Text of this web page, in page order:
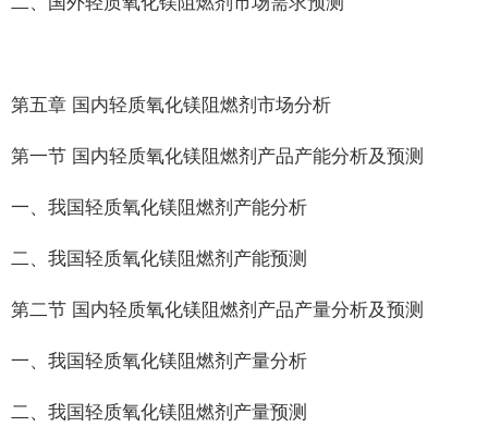
第五章 国内轻质氧化镁阻燃剂市场分析
第一节 国内轻质氧化镁阻燃剂产品产能分析及预测
一、我国轻质氧化镁阻燃剂产能分析
二、我国轻质氧化镁阻燃剂产能预测
第二节 国内轻质氧化镁阻燃剂产品产量分析及预测
一、我国轻质氧化镁阻燃剂产量分析
二、我国轻质氧化镁阻燃剂产量预测